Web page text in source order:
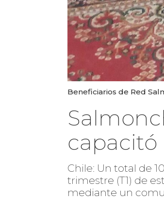
Beneficiarios de Red
capacitó
Chile: Un total de
trimestre (T1) de
mediante un